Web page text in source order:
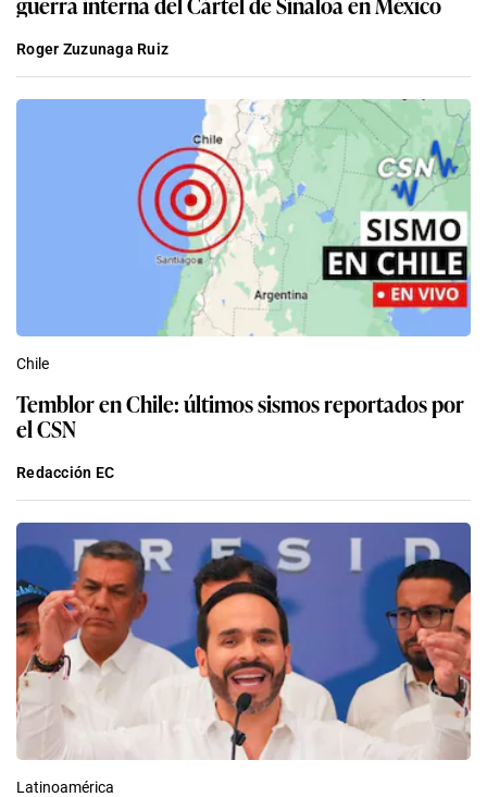
Roger Zuzunaga Ruiz
Chile
Temblor en Chile: últimos sismos reportados por
el CSN
Redacción EC
Latinoamérica